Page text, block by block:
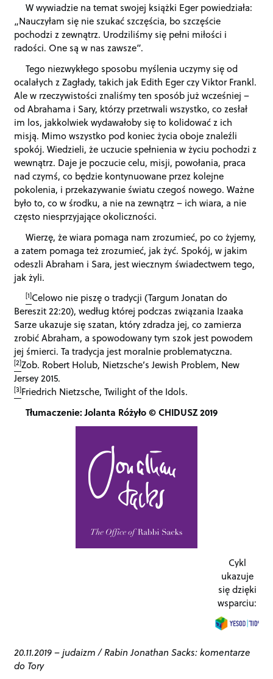
W wywiadzie na temat swojej książki Eger powiedziała:
„Nauczyłam się nie szukać szczęścia, bo szczęście
pochodzi z zewnątrz. Urodziliśmy się pełni miłości i
radości. One są w nas zawsze”.
Tego niezwykłego sposobu myślenia uczymy się od
ocalałych z Zagłady, takich jak Edith Eger czy Viktor Frankl.
Ale w rzeczywistości znaliśmy ten sposób już wcześniej –
od Abrahama i Sary, którzy przetrwali wszystko, co zesłał
im los, jakkolwiek wydawałoby się to kolidować z ich
misją. Mimo wszystko pod koniec życia oboje znaleźli
spokój. Wiedzieli, że uczucie spełnienia w życiu pochodzi z
wewnątrz. Daje je poczucie celu, misji, powołania, praca
nad czymś, co będzie kontynuowane przez kolejne
pokolenia, i przekazywanie światu czegoś nowego. Ważne
było to, co w środku, a nie na zewnątrz – ich wiara, a nie
często niesprzyjające okoliczności.
Wierzę, że wiara pomaga nam zrozumieć, po co żyjemy,
a zatem pomaga też zrozumieć, jak żyć. Spokój, w jakim
odeszli Abraham i Sara, jest wiecznym świadectwem tego,
jak żyli.
[1]Celowo nie piszę o tradycji (Targum Jonatan do
Bereszit 22:20), według której podczas związania Izaaka
Sarze ukazuje się szatan, który zdradza jej, co zamierza
zrobić Abraham, a spowodowany tym szok jest powodem
jej śmierci. Ta tradycja jest moralnie problematyczna.
[2]Zob. Robert Holub, Nietzsche’s Jewish Problem, New
Jersey 2015.
[3]Friedrich Nietzsche, Twilight of the Idols.
Tłumaczenie: Jolanta Różyło © CHIDUSZ 2019
Cykl
ukazuje
się dzięki
wsparciu:
20.11.2019–judaizm/Rabin Jonathan Sacks: komentarze
do Tory